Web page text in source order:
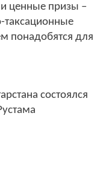
ценные призы –
таксационные
понадобятся для
состоялся